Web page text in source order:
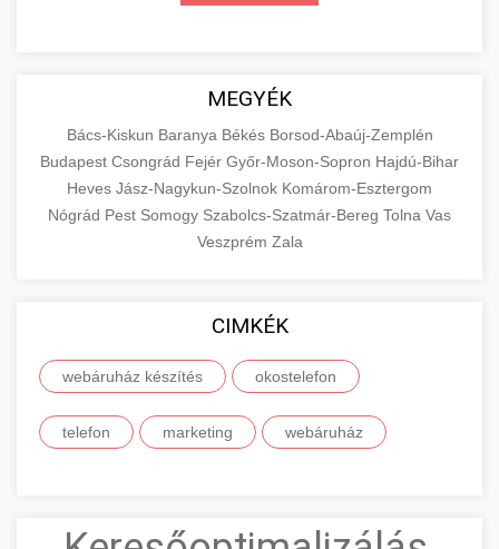
MEGYÉK
Bács-Kiskun Baranya Békés Borsod-Abaúj-Zemplén
Budapest Csongrád Fejér Győr-Moson-Sopron Hajdú-Bihar
Heves Jász-Nagykun-Szolnok Komárom-Esztergom
Nógrád Pest Somogy Szabolcs-Szatmár-Bereg Tolna Vas
Veszprém Zala
CIMKÉK
webáruház készítés okostelefon
telefon marketing webáruház